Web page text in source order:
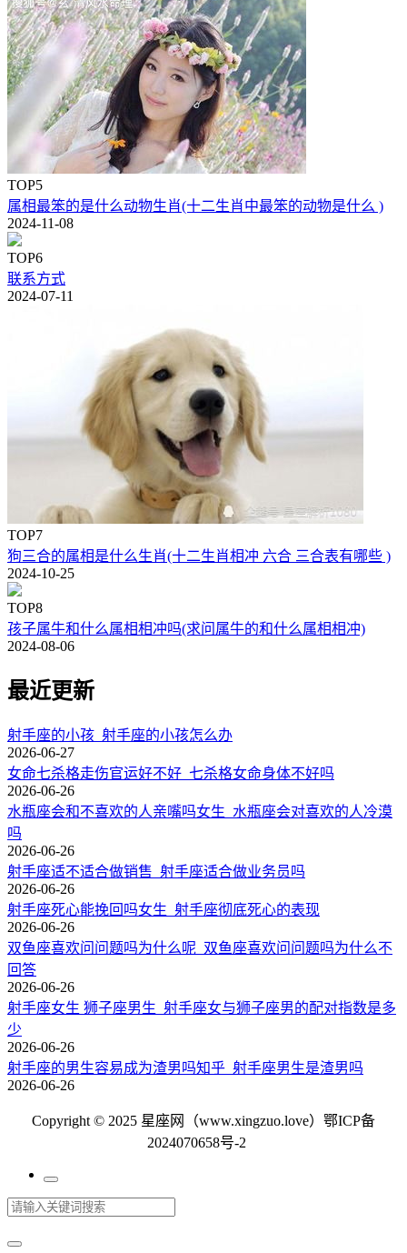
TOP5
属相最笨的是什么动物生肖(十二生肖中最笨的动物是什么 )
2024-11-08
TOP6
联系方式
2024-07-11
TOP7
狗三合的属相是什么生肖(十二生肖相冲 六合 三合表有哪些 )
2024-10-25
TOP8
孩子属牛和什么属相相冲吗(求问属牛的和什么属相相冲)
2024-08-06
最近更新
射手座的小孩_射手座的小孩怎么办
2026-06-27
女命七杀格走伤官运好不好_七杀格女命身体不好吗
2026-06-26
水瓶座会和不喜欢的人亲嘴吗女生_水瓶座会对喜欢的人冷漠
吗
2026-06-26
射手座适不适合做销售_射手座适合做业务员吗
2026-06-26
射手座死心能挽回吗女生_射手座彻底死心的表现
2026-06-26
双鱼座喜欢问问题吗为什么呢_双鱼座喜欢问问题吗为什么不
回答
2026-06-26
射手座女生 狮子座男生_射手座女与狮子座男的配对指数是多
少
2026-06-26
射手座的男生容易成为渣男吗知乎_射手座男生是渣男吗
2026-06-26
Copyright © 2025 星座网（www.xingzuo.love） 鄂ICP备
2024070658号-2